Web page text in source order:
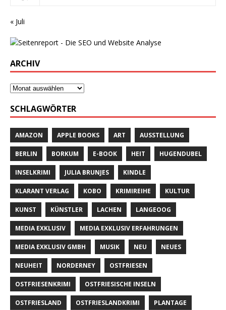
« Juli
ARCHIV
SCHLAGWÖRTER
AMAZON APPLE BOOKS ART AUSSTELLUNG
BERLIN BORKUM E-BOOK HEIT HUGENDUBEL
INSELKRIMI JULIA BRUNJES KINDLE
KLARANT VERLAG KOBO KRIMIREIHE KULTUR
KUNST KÜNSTLER LACHEN LANGEOOG
MEDIA EXKLUSIV MEDIA EXKLUSIV ERFAHRUNGEN
MEDIA EXKLUSIV GMBH MUSIK NEU NEUES
NEUHEIT NORDERNEY OSTFRIESEN
OSTFRIESENKRIMI OSTFRIESISCHE INSELN
OSTFRIESLAND OSTFRIESLANDKRIMI PLANTAGE